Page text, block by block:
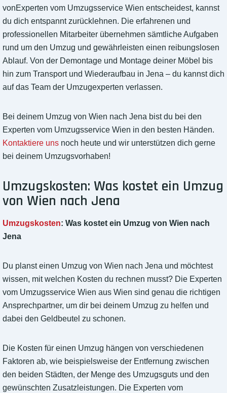
vonExperten vom Umzugsservice Wien entscheidest, kannst
du dich entspannt zurücklehnen. Die erfahrenen und
professionellen Mitarbeiter übernehmen sämtliche Aufgaben
rund um den Umzug und gewährleisten einen reibungslosen
Ablauf. Von der Demontage und Montage deiner Möbel bis
hin zum Transport und Wiederaufbau in Jena – du kannst dich
auf das Team der Umzugexperten verlassen.
Bei deinem Umzug von Wien nach Jena bist du bei den
Experten vom Umzugsservice Wien in den besten Händen.
Kontaktiere uns noch heute und wir unterstützen dich gerne
bei deinem Umzugsvorhaben!
Umzugskosten: Was kostet ein Umzug
von Wien nach Jena
Umzugskosten: Was kostet ein Umzug von Wien nach
Jena
Du planst einen Umzug von Wien nach Jena und möchtest
wissen, mit welchen Kosten du rechnen musst? Die Experten
vom Umzugsservice Wien aus Wien sind genau die richtigen
Ansprechpartner, um dir bei deinem Umzug zu helfen und
dabei den Geldbeutel zu schonen.
Die Kosten für einen Umzug hängen von verschiedenen
Faktoren ab, wie beispielsweise der Entfernung zwischen
den beiden Städten, der Menge des Umzugsguts und den
gewünschten Zusatzleistungen. Die Experten vom